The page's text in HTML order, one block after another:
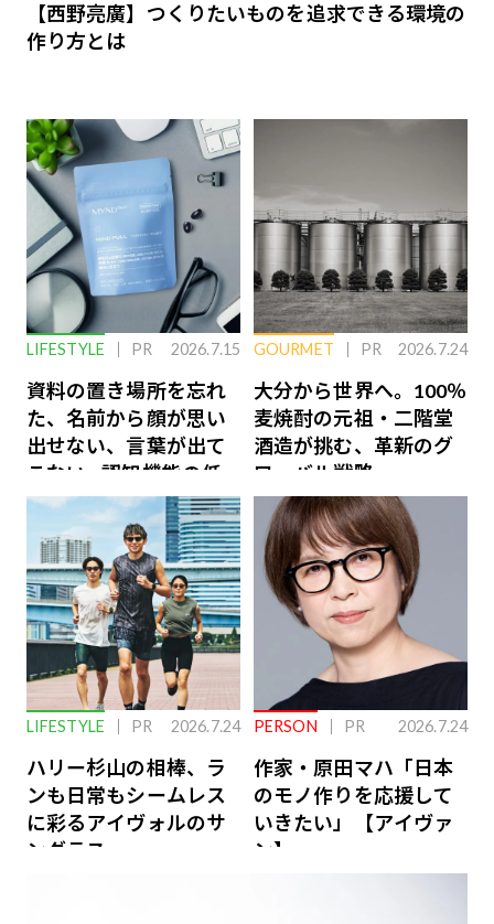
【西野亮廣】つくりたいものを追求できる環境の
作り方とは
LIFESTYLE PR 2026.7.15
資料の置き場所を忘れ
た、名前から顔が思い
出せない、言葉が出て
こない…認知機能の低
下を救う、脳のインナ
ーケアとは
GOURMET PR 2026.7.24
大分から世界へ。100％
麦焼酎の元祖・二階堂
酒造が挑む、革新のグ
ローバル戦略
LIFESTYLE PR 2026.7.24
ハリー杉山の相棒、ラ
ンも日常もシームレス
に彩るアイヴォルのサ
ングラス
PERSON PR 2026.7.24
作家・原田マハ「日本
のモノ作りを応援して
いきたい」【アイヴァ
ン】